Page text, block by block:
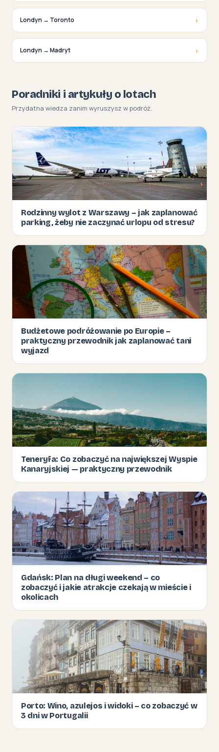
Londyn → Toronto ›
Londyn → Madryt ›
Poradniki i artykuły o lotach
Przydatna wiedza zanim wyruszysz w podróż.
Rodzinny wylot z Warszawy – jak zaplanować
parking, żeby nie zaczynać urlopu od stresu?
Budżetowe podróżowanie po Europie –
praktyczny przewodnik jak zaplanować tani
wyjazd
Teneryfa: Co zobaczyć na największej Wyspie
Kanaryjskiej — praktyczny przewodnik
Gdańsk: Plan na długi weekend – co
zobaczyć i jakie atrakcje czekają w mieście i
okolicach
Porto: Wino, azulejos i widoki – co zobaczyć w
3 dni w Portugalii